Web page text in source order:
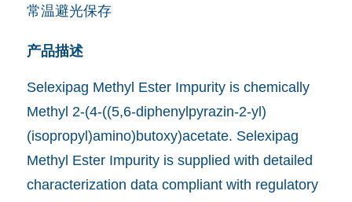
常温避光保存
产品描述
Selexipag Methyl Ester Impurity is chemically
Methyl 2-(4-((5,6-diphenylpyrazin-2-yl)
(isopropyl)amino)butoxy)acetate. Selexipag
Methyl Ester Impurity is supplied with detailed
characterization data compliant with regulatory